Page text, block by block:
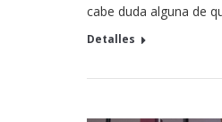
cabe duda alguna de
Detalles